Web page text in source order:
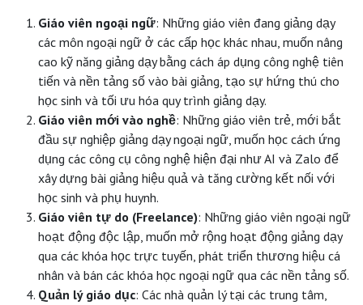
Giáo viên ngoại ngữ: Những giáo viên đang giảng dạy
các môn ngoại ngữ ở các cấp học khác nhau, muốn nâng
cao kỹ năng giảng dạy bằng cách áp dụng công nghệ tiên
tiến và nền tảng số vào bài giảng, tạo sự hứng thú cho
học sinh và tối ưu hóa quy trình giảng dạy.
Giáo viên mới vào nghề: Những giáo viên trẻ, mới bắt
đầu sự nghiệp giảng dạy ngoại ngữ, muốn học cách ứng
dụng các công cụ công nghệ hiện đại như AI và Zalo để
xây dựng bài giảng hiệu quả và tăng cường kết nối với
học sinh và phụ huynh.
Giáo viên tự do (Freelance): Những giáo viên ngoại ngữ
hoạt động độc lập, muốn mở rộng hoạt động giảng dạy
qua các khóa học trực tuyến, phát triển thương hiệu cá
nhân và bán các khóa học ngoại ngữ qua các nền tảng số.
Quản lý giáo dục: Các nhà quản lý tại các trung tâm,